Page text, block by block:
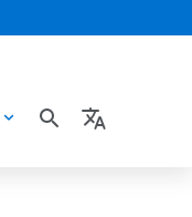
search translate